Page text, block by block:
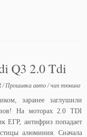
Q3 2.0 Tdi
/ Прошивка авто/чип тюнинг
заранее заглушили
На моторах 2.0 TDI
ЕГР, антифриз попадает
алюминия. Сначала